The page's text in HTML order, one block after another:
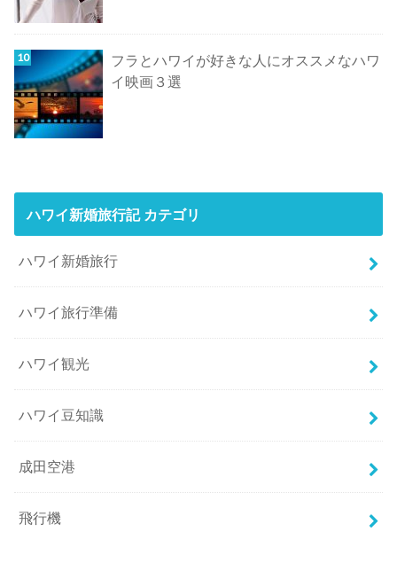
フラとハワイが好きな人にオススメなハワ
イ映画３選
ハワイ新婚旅行記 カテゴリ
ハワイ新婚旅行
ハワイ旅行準備
ハワイ観光
ハワイ豆知識
成田空港
飛行機